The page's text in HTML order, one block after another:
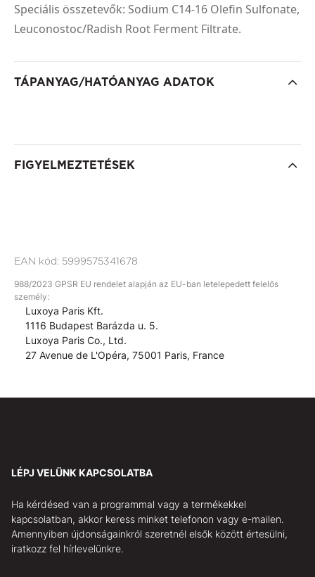
Speciális összetevők: Sodium C14-16 Olefin Sulfonate,
Leuconostoc/Radish Root Ferment Filtrate.
TÁPANYAG/HATÓANYAG ADATOK
FIGYELMEZTETÉSEK
EAN kód: 5999575341678
988/2023 GPSR EU rendelet alapján az EU-ban letelepedett felelős
személy:
Luxoya Paris Kft.
1116 Budapest Barázda u. 5.
Luxoya Paris Co., Ltd.
27 Avenue de L'Opéra, 75001 Paris, France
LÉPJ VELÜNK KAPCSOLATBA
Ha kérdésed van a programmal vagy a termékekkel
kapcsolatban, akkor keress minket telefonon vagy e-mailen.
Amennyiben újdonságainkról szeretnél elsők között értesülni,
iratkozz fel hírlevelünkre.